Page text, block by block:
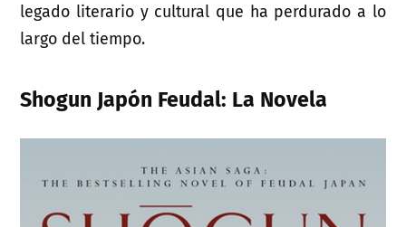
legado literario y cultural que ha perdurado a lo
largo del tiempo.
Shogun Japón Feudal: La Novela